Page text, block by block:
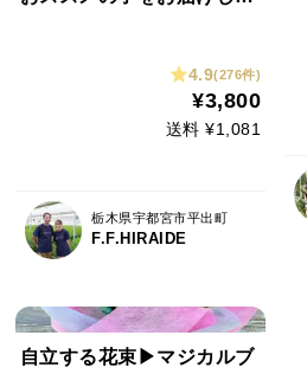
4.9(276件)
¥3,800
送料 ¥1,081
栃木県宇都宮市平出町
F.F.HIRAIDE
自立する花束▶マジカルブ